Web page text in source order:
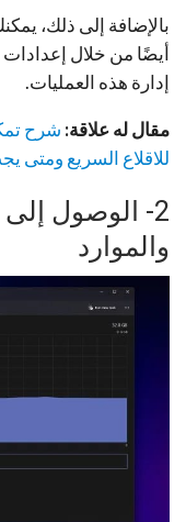
بالإضافة إلى ذلك،
إدارة هذه العمليات.
مقال له علاقة:
للاقلاع السريع ومتى
2- الوصول إلى
والموارد